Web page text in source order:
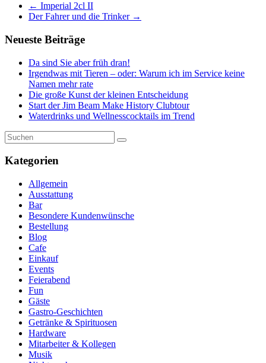
← Imperial 2cl II
Der Fahrer und die Trinker →
Neueste Beiträge
Da sind Sie aber früh dran!
Irgendwas mit Tieren – oder: Warum ich im Service keine
Namen mehr rate
Die große Kunst der kleinen Entscheidung
Start der Jim Beam Make History Clubtour
Waterdrinks und Wellnesscocktails im Trend
Kategorien
Allgemein
Ausstattung
Bar
Besondere Kundenwünsche
Bestellung
Blog
Cafe
Einkauf
Events
Feierabend
Fun
Gäste
Gastro-Geschichten
Getränke & Spirituosen
Hardware
Mitarbeiter & Kollegen
Musik